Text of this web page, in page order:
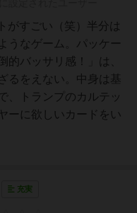
がすごい（笑）半分は
うなゲーム。パッケー
的バッサリ感！」は、
るをえない。中身は基
、トランプのカルテッ
ーに欲しいカードをい
充実